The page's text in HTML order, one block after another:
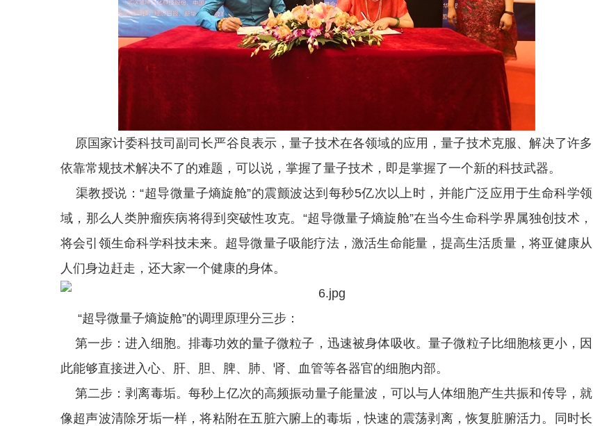
原国家计委科技司副司长严谷良表示，量子技术在各领域的应用，量子技术克服、解决了许多
依靠常规技术解决不了的难题，可以说，掌握了量子技术，即是掌握了一个新的科技武器。
渠教授说：“超导微量子熵旋舱”的震颤波达到每秒5亿次以上时，并能广泛应用于生命科学领
域，那么人类肿瘤疾病将得到突破性攻克。“超导微量子熵旋舱”在当今生命科学界属独创技术，
将会引领生命科学科技未来。超导微量子吸能疗法，激活生命能量，提高生活质量，将亚健康从
人们身边赶走，还大家一个健康的身体。
“超导微量子熵旋舱”的调理原理分三步：
第一步：进入细胞。排毒功效的量子微粒子，迅速被身体吸收。量子微粒子比细胞核更小，因
此能够直接进入心、肝、胆、脾、肺、肾、血管等各器官的细胞内部。
第二步：剥离毒垢。每秒上亿次的高频振动量子能量波，可以与人体细胞产生共振和传导，就
像超声波清除牙垢一样，将粘附在五脏六腑上的毒垢，快速的震荡剥离，恢复脏腑活力。同时长